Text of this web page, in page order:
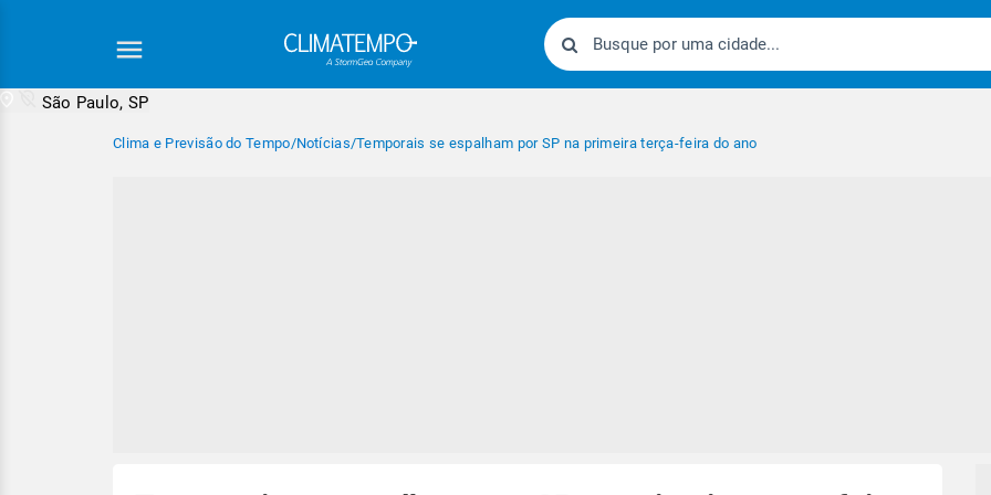
São Paulo, SP
Clima e Previsão do Tempo/Notícias/Temporais se espalham por SP na primeira terça-feira do ano